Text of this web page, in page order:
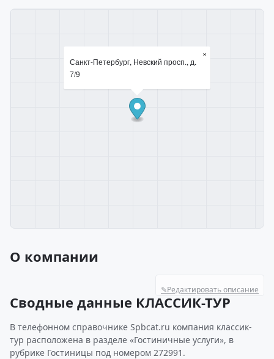
Санкт-Петербург, Невский просп., д.
7/9
×
О компании
✎Редактировать описание
Сводные данные КЛАССИК-ТУР
В телефонном справочнике Spbcat.ru компания классик-
тур расположена в разделе «Гостиничные услуги», в
рубрике Гостиницы под номером 272991.